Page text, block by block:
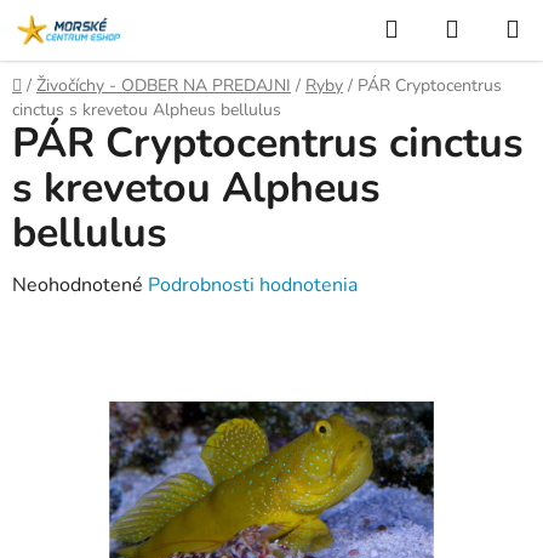
Prejsť
na
obsah
Hľadať
KOŠÍK
Domov
/ Živočíchy - ODBER NA PREDAJNI / Ryby / PÁR Cryptocentrus
cinctus s krevetou Alpheus bellulus
PÁR Cryptocentrus cinctus
s krevetou Alpheus
bellulus
Priemerné
hviezdičiek.
Neohodnotené Podrobnosti hodnotenia